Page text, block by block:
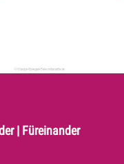
| Füreinander